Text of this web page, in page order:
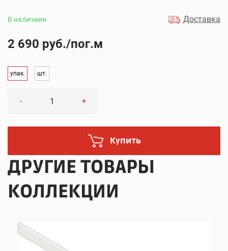
В наличиии Доставка
2 690 руб./пог.м
упак. шт.
- +
Купить
ДРУГИЕ ТОВАРЫ
КОЛЛЕКЦИИ